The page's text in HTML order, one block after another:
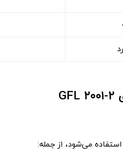
GFL ۲۰۰۱-۲
می‌شود، از جمله: